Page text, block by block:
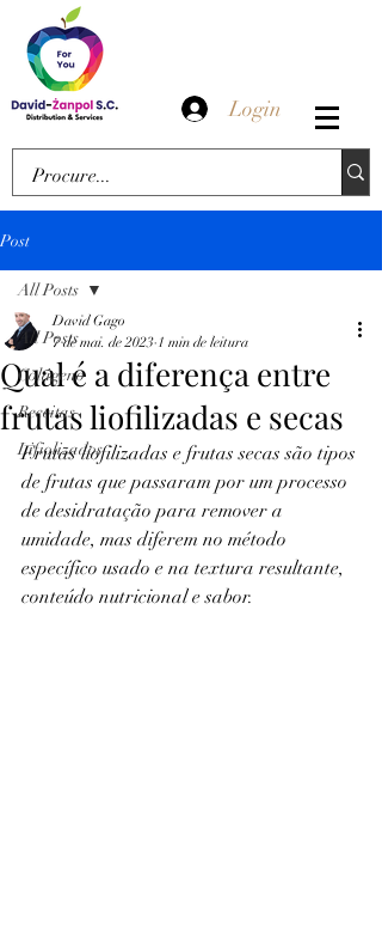
Login
Post
All Posts
Colágeno
Receitas
Lifiolizados
All Posts
Qual é a diferença entre
frutas liofilizadas e secas
David Gago
7 de mai. de 2023 1 min de leitura
Frutas liofilizadas e frutas secas são tipos
de frutas que passaram por um processo
de desidratação para remover a
umidade, mas diferem no método
específico usado e na textura resultante,
conteúdo nutricional e sabor.